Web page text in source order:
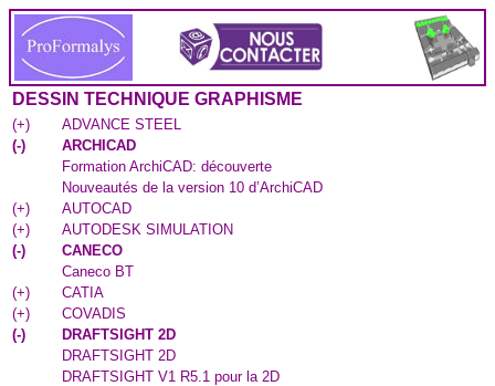
DESSIN TECHNIQUE GRAPHISME
(+)
ADVANCE STEEL
(-)
ARCHICAD
Formation ArchiCAD: découverte
Nouveautés de la version 10 d’ArchiCAD
(+)
AUTOCAD
(+)
AUTODESK SIMULATION
(-)
CANECO
Caneco BT
(+)
CATIA
(+)
COVADIS
(-)
DRAFTSIGHT 2D
DRAFTSIGHT 2D
DRAFTSIGHT V1 R5.1 pour la 2D